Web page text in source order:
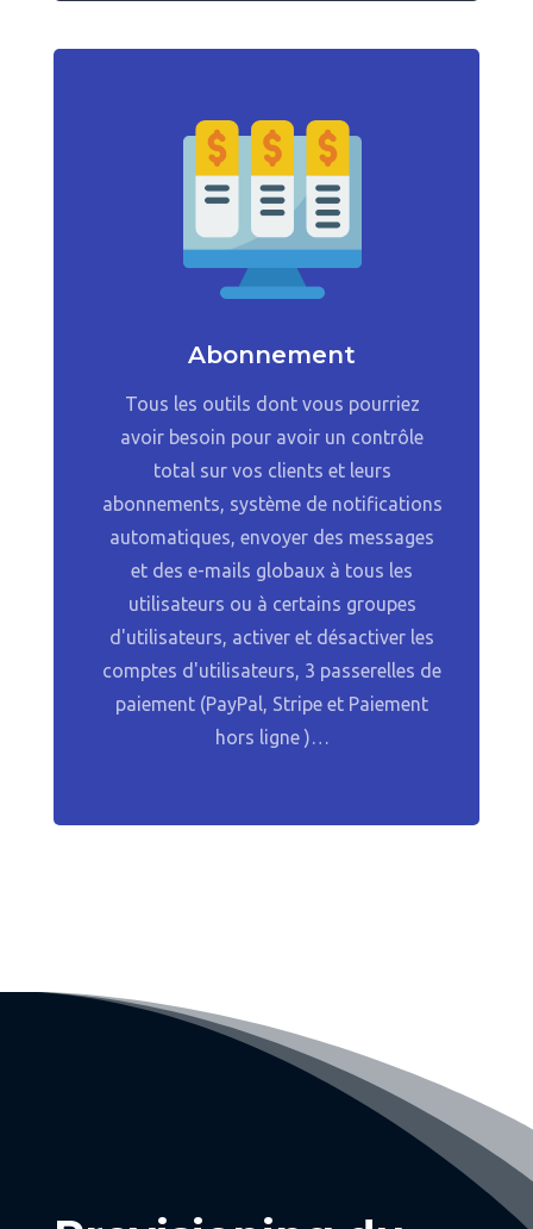
Abonnement
Tous les outils dont vous pourriez
avoir besoin pour avoir un contrôle
total sur vos clients et leurs
abonnements, système de notifications
automatiques, envoyer des messages
et des e-mails globaux à tous les
utilisateurs ou à certains groupes
d'utilisateurs, activer et désactiver les
comptes d'utilisateurs, 3 passerelles de
paiement (PayPal, Stripe et Paiement
hors ligne )…